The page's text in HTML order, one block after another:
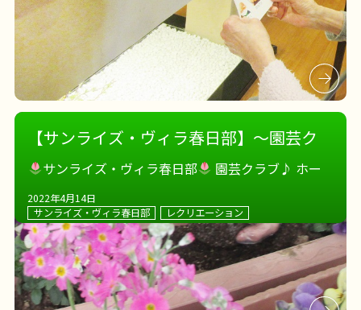
【サンライズ・ヴィラ春日部】～園芸ク
ラブ、はじめました～
サンライズ・ヴィラ春日部
園芸クラブ♪ ホー
2022年4月14日
サンライズ・ヴィラ春日部 レクリエーション